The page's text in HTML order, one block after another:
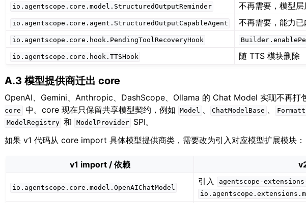
io.agentscope.core.model.StructuredOutputReminder 不再需要，模型
io.agentscope.core.agent.StructuredOutputCapableAgent 不再需要，能力已
io.agentscope.core.hook.PendingToolRecoveryHook
io.agentscope.core.hook.TTSHook 随 TTS 模块删除
A.3 模型提供商迁出 core
OpenAI、Gemini、Anthropic、DashScope、Ollama 的 Chat Model 实现不再打
core
中。core 现在只保留共享模型契约，例如 Model 、 ChatModelBase 、
ModelRegistry 和 ModelProvider
SPI。
如果 v1 代码从 core import 具体模型提供商类，需要改为引入对应模型扩展模块：
v1 import / 依赖
io.agentscope.core.model.OpenAIChatModel
引入 agentscope-